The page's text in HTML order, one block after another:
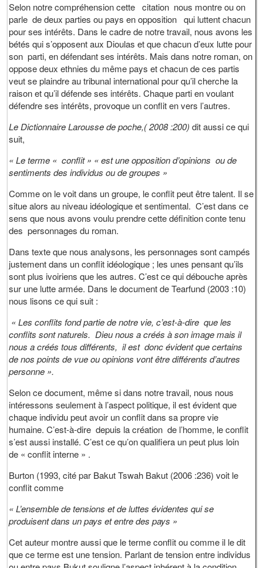
Selon notre compréhension cette citation nous montre ou on
parle de deux parties ou pays en opposition qui luttent chacun
pour ses intérêts. Dans le cadre de notre travail, nous avons les
bétés qui s’opposent aux Dioulas et que chacun d’eux lutte pour
son parti, en défendant ses intérêts. Mais dans notre roman, on
oppose deux ethnies du même pays et chacun de ces partis
veut se plaindre au tribunal international pour qu’il cherche la
raison et qu’il défende ses intérêts. Chaque parti en voulant
défendre ses intérêts, provoque un conflit en vers l’autres.
Le Dictionnaire Larousse de poche,( 2008 :200) dit aussi ce qui
suit,
« Le terme « conflit » « est une opposition d’opinions ou de
sentiments des individus ou de groupes »
Comme on le voit dans un groupe, le conflit peut être talent. Il se
situe alors au niveau idéologique et sentimental. C’est dans ce
sens que nous avons voulu prendre cette définition conte tenu
des personnages du roman.
Dans texte que nous analysons, les personnages sont campés
justement dans un conflit idéologique ; les unes pensant qu’ils
sont plus ivoiriens que les autres. C’est ce qui débouche après
sur une lutte armée. Dans le document de Tearfund (2003 :10)
nous lisons ce qui suit :
« Les conflits fond partie de notre vie, c’est-à-dire que les
conflits sont naturels. Dieu nous a créés à son image mais il
nous a créés tous différents, il est donc évident que certains
de nos points de vue ou opinions vont être différents d’autres
personne ».
Selon ce document, même si dans notre travail, nous nous
intéressons seulement à l’aspect politique, il est évident que
chaque individu peut avoir un conflit dans sa propre vie
humaine. C’est-à-dire depuis la création de l’homme, le conflit
s’est aussi installé. C’est ce qu’on qualifiera un peut plus loin
de « conflit interne » .
Burton (1993, cité par Bakut Tswah Bakut (2006 :236) voit le
conflit comme
« L’ensemble de tensions et de luttes évidentes qui se
produisent dans un pays et entre des pays »
Cet auteur montre aussi que le terme conflit ou comme il le dit
que ce terme est une tension. Parlant de tension entre individus